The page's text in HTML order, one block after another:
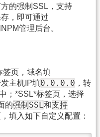
方的强制SSL，支持
，即可通过
管理后台。
签页，域名填
发主机IP填0.0.0.0 ，转
；*SSL*标签页，选择
的强制SSL和支持
填入如下自定义配置：